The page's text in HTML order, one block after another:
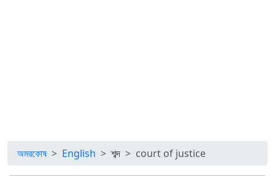
অমরকোষ English শব্দ court of justice